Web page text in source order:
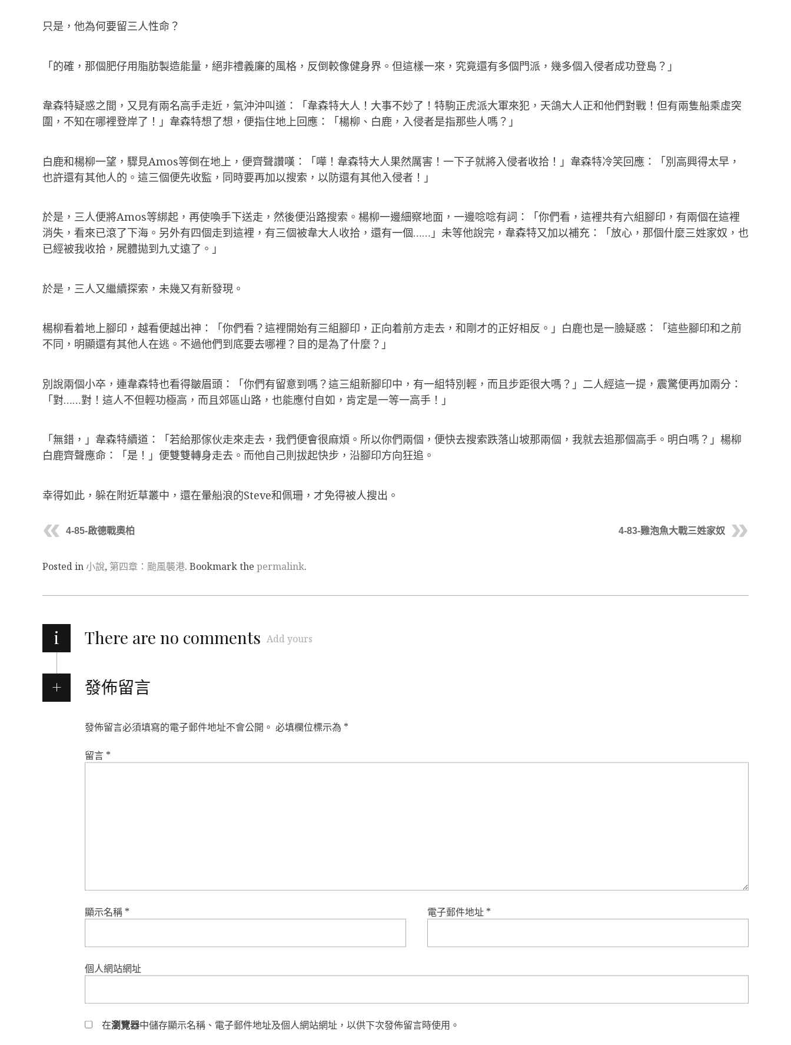
只是，他為何要留三人性命？
「的確，那個肥仔用脂肪製造能量，絕非禮義廉的風格，反倒較像健身界。但這樣一來，究竟還有多個門派，幾多個入侵者成功登島？」
韋森特疑惑之間，又見有兩名高手走近，氣沖沖叫道：「韋森特大人！大事不妙了！特駒正虎派大軍來犯，天鴿大人正和他們對戰！但有兩隻船乘虛突
圍，不知在哪裡登岸了！」韋森特想了想，便指住地上回應：「楊柳、白鹿，入侵者是指那些人嗎？」
白鹿和楊柳一望，驟見Amos等倒在地上，便齊聲讚嘆：「嘩！韋森特大人果然厲害！一下子就將入侵者收拾！」韋森特冷笑回應：「別高興得太早，
也許還有其他人的。這三個便先收監，同時要再加以搜索，以防還有其他入侵者！」
於是，三人便將Amos等綁起，再使喚手下送走，然後便沿路搜索。楊柳一邊細察地面，一邊唸唸有詞：「你們看，這裡共有六組腳印，有兩個在這裡
消失，看來已滾了下海。另外有四個走到這裡，有三個被韋大人收拾，還有一個……」未等他說完，韋森特又加以補充：「放心，那個什麼三姓家奴，也
已經被我收拾，屍體拋到九丈遠了。」
於是，三人又繼續探索，未幾又有新發現。
楊柳看着地上腳印，越看便越出神：「你們看？這裡開始有三組腳印，正向着前方走去，和剛才的正好相反。」白鹿也是一臉疑惑：「這些腳印和之前
不同，明顯還有其他人在逃。不過他們到底要去哪裡？目的是為了什麼？」
別說兩個小卒，連韋森特也看得皺眉頭：「你們有留意到嗎？這三組新腳印中，有一組特別輕，而且步距很大嗎？」二人經這一提，震驚便再加兩分：
「對……對！這人不但輕功極高，而且郊區山路，也能應付自如，肯定是一等一高手！」
「無錯，」韋森特續道：「若給那傢伙走來走去，我們便會很麻煩。所以你們兩個，便快去搜索跌落山坡那兩個，我就去追那個高手。明白嗎？」楊柳
白鹿齊聲應命：「是！」便雙雙轉身走去。而他自己則拔起快步，沿腳印方向狂追。
幸得如此，躲在附近草叢中，還在暈船浪的Steve和佩珊，才免得被人搜出。
4-85-啟德戰奧柏 4-83-雞泡魚大戰三姓家奴
Posted in小說, 第四章：颱風襲港. Bookmark the permalink.
i There are no comments Add yours
發佈留言
發佈留言必須填寫的電子郵件地址不會公開。 必填欄位標示為 *
留言 *
顯示名稱 * 電子郵件地址 *
個人網站網址
在瀏覽器中儲存顯示名稱、電子郵件地址及個人網站網址，以供下次發佈留言時使用。